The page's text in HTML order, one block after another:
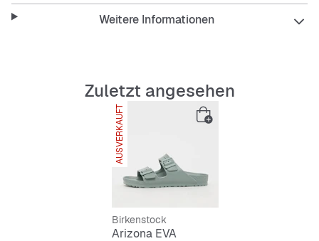
Stoßdämpfende Sohle
Verstellbare Schnallen
Glatt und pflegeleicht
Bequeme Polsterung
Weitere Informationen
Zuletzt angesehen
AUSVERKAUFT
Birkenstock
Arizona EVA